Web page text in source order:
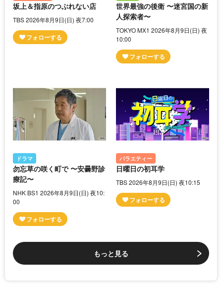
坂上＆指原のつぶれない店
TBS 2026年8月9日(日) 夜7:00
世界最強の後衛 〜迷宮国の新
人探索者〜
TOKYO MX1 2026年8月9日(日) 夜
10:00
ドラマ
勿忘草の咲く町で 〜安曇野診
療記〜
NHK BS1 2026年8月9日(日) 夜10:
00
バラエティー
日曜日の初耳学
TBS 2026年8月9日(日) 夜10:15
もっと見る